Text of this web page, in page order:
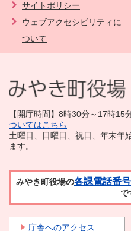
サイトポリシー
ウェブアクセシビリティに
ついて
【開庁時間】8時30分～17時
ついてはこちら
土曜日、日曜日、祝日、年末年
ます。
みやき町役場の各課電話番
で
庁舎へのアクセス